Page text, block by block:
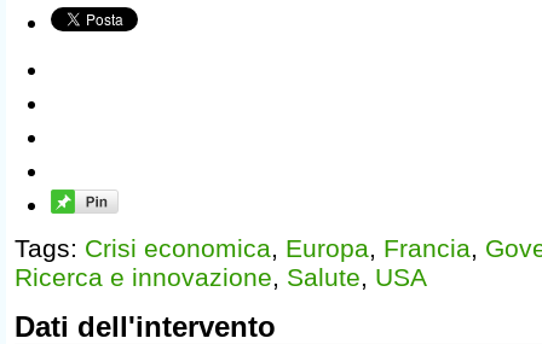
Tags: Crisi economica Europa Francia
Ricerca e innovazione
Salute USA
Dati dell'intervento